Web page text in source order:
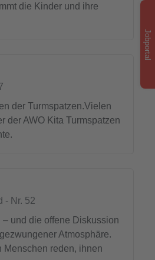
die Kinder und ihre
der Turmspatzen.Vielen
der AWO Kita Turmspatzen
- Nr. 52
– und die offene Diskussion
Atmosphäre.
Menschen reden, ihnen
Jobportal